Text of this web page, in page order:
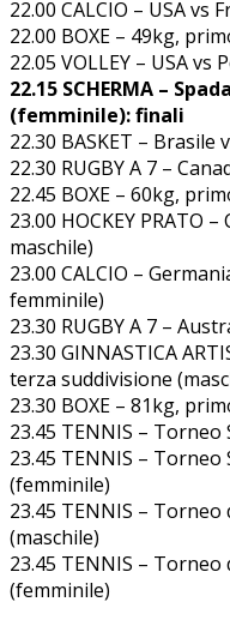
22.00 CALCIO – USA vs
22.00 BOXE – 49kg,
22.05 VOLLEY – USA
22.15 SCHERMA –
(femminile): finali
22.30 BASKET –
22.30 RUGBY A 7 –
22.45 BOXE – 60kg,
23.00 HOCKEY PRATO
maschile)
23.00 CALCIO –
femminile)
23.30 RUGBY A 7 –
23.30 GINNASTICA
terza suddivisione
23.30 BOXE – 81kg,
23.45 TENNIS –
23.45 TENNIS –
(femminile)
23.45 TENNIS –
(maschile)
23.45 TENNIS –
(femminile)